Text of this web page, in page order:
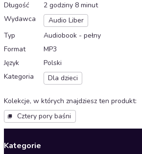
Długość
2 godziny 8 minut
Wydawca
Audio Liber
Typ
Audiobook - pełny
Format
MP3
Język
Polski
Kategoria
Dla dzieci
Kolekcje, w których znajdziesz ten produkt:
Cztery pory baśni
Kategorie